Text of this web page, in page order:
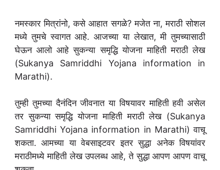
नमस्कार मित्रांनो, कसे आहात सगळे? मजेत ना, मराठी सोशल
मध्ये तुमचे स्वागत आहे. आजच्या या लेखात, मी तुमच्यासाठी
घेऊन आलो आहे सुकन्या समृद्धि योजना माहिती मराठी लेख
(Sukanya Samriddhi Yojana information in
Marathi).
तुम्ही तुमच्या दैनंदिन जीवनात या विषयावर माहिती हवी असेल
तर सुकन्या समृद्धि योजना माहिती मराठी लेख (Sukanya
Samriddhi Yojana information in Marathi) वाचू
शकता. आमच्या या वेबसाइटवर इतर सुद्धा अनेक विषयांवर
मराठीमध्ये माहिती लेख उपलब्ध आहे, ते सुद्धा आपण आपण वाचू